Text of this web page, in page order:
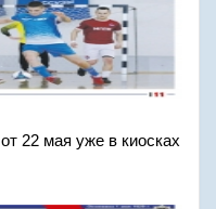
22 мая уже в киосках